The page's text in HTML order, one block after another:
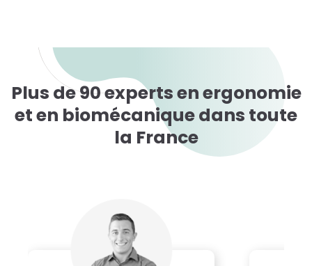
Plus de 90 experts en ergonomie
et en biomécanique dans toute
la France